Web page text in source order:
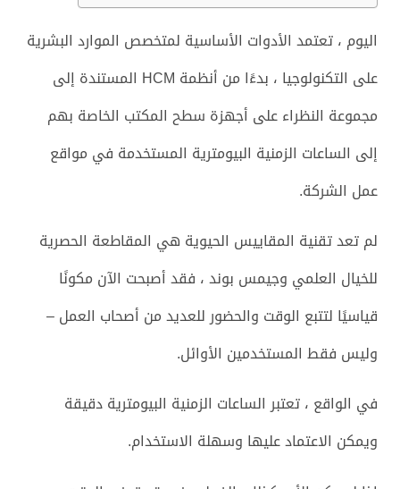
اليوم ، تعتمد الأدوات الأساسية لمتخصص الموارد البشرية
على التكنولوجيا ، بدءًا من أنظمة HCM المستندة إلى
مجموعة النظراء على أجهزة سطح المكتب الخاصة بهم
إلى الساعات الزمنية البيومترية المستخدمة في مواقع
عمل الشركة.
لم تعد تقنية المقاييس الحيوية هي المقاطعة الحصرية
للخيال العلمي وجيمس بوند ، فقد أصبحت الآن مكونًا
قياسيًا لتتبع الوقت والحضور للعديد من أصحاب العمل –
وليس فقط المستخدمين الأوائل.
في الواقع ، تعتبر الساعات الزمنية البيومترية دقيقة
ويمكن الاعتماد عليها وسهلة الاستخدام.